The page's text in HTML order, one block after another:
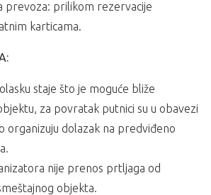
prevoza: prilikom rezervacije
karticama.
staje što je moguće bliže
za povratak putnici su u obavezi
organizuju dolazak na predviđeno
nije prenos prtljaga od
objekta.